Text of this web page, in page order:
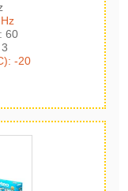
60
-20